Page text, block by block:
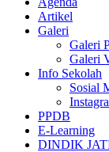
Artikel
Galeri
Galeri
Galeri
Info Sekolah
Sosial
PPDB
E-Learning
DINDIK